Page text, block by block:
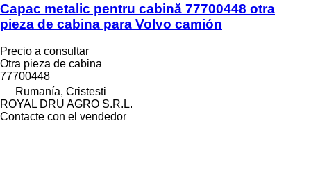
Capac metalic pentru cabină 77700448 otra
pieza de cabina para Volvo camión
Precio a consultar
Otra pieza de cabina
77700448
Rumanía, Cristesti
ROYAL DRU AGRO S.R.L.
Contacte con el vendedor